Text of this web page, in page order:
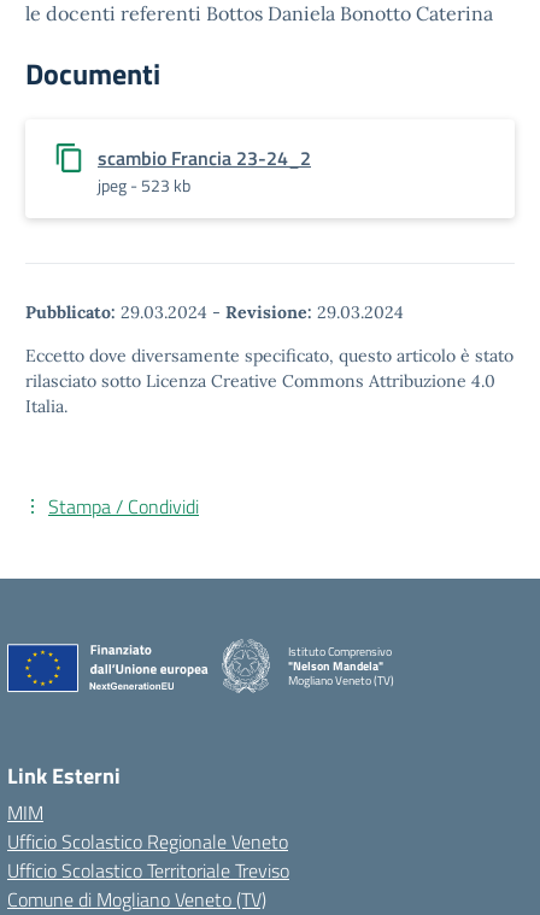
le docenti referenti Bottos Daniela Bonotto Caterina
Documenti
scambio Francia 23-24_2
jpeg - 523 kb
Pubblicato: 29.03.2024 - Revisione: 29.03.2024
Eccetto dove diversamente specificato, questo articolo è stato
rilasciato sotto Licenza Creative Commons Attribuzione 4.0
Italia.
Stampa / Condividi
Istituto Comprensivo
"Nelson Mandela"
Mogliano Veneto (TV)
Link Esterni
MIM
Ufficio Scolastico Regionale Veneto
Ufficio Scolastico Territoriale Treviso
Comune di Mogliano Veneto (TV)